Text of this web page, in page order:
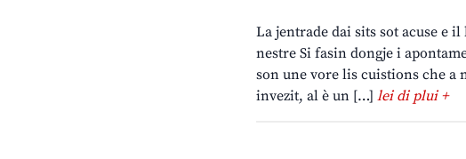
La jentrade dai sits sot acuse e
nestre Si fasin dongje i
son une vore lis cuistions che a
invezit, al è un […] lei di plui +